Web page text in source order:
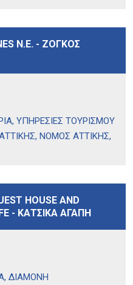
N.E. - ΖΟΓΚΟΣ
, ΥΠΗΡΕΣΙΕΣ ΤΟΥΡΙΣΜΟΥ
, ΝΟΜΟΣ ΑΤΤΙΚΗΣ,
HOUSE AND
- ΚΑΤΣΙΚΑ ΑΓΑΠΗ
, ΔΙΑΜΟΝΗ